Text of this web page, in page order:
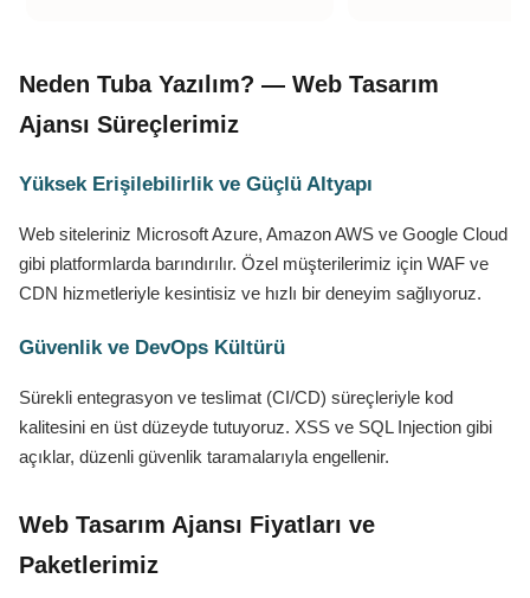
Neden Tuba Yazılım? — Web Tasarım
Ajansı Süreçlerimiz
Yüksek Erişilebilirlik ve Güçlü Altyapı
Web siteleriniz Microsoft Azure, Amazon AWS ve Google Cloud
gibi platformlarda barındırılır. Özel müşterilerimiz için WAF ve
CDN hizmetleriyle kesintisiz ve hızlı bir deneyim sağlıyoruz.
Güvenlik ve DevOps Kültürü
Sürekli entegrasyon ve teslimat (CI/CD) süreçleriyle kod
kalitesini en üst düzeyde tutuyoruz. XSS ve SQL Injection gibi
açıklar, düzenli güvenlik taramalarıyla engellenir.
Web Tasarım Ajansı Fiyatları ve
Paketlerimiz